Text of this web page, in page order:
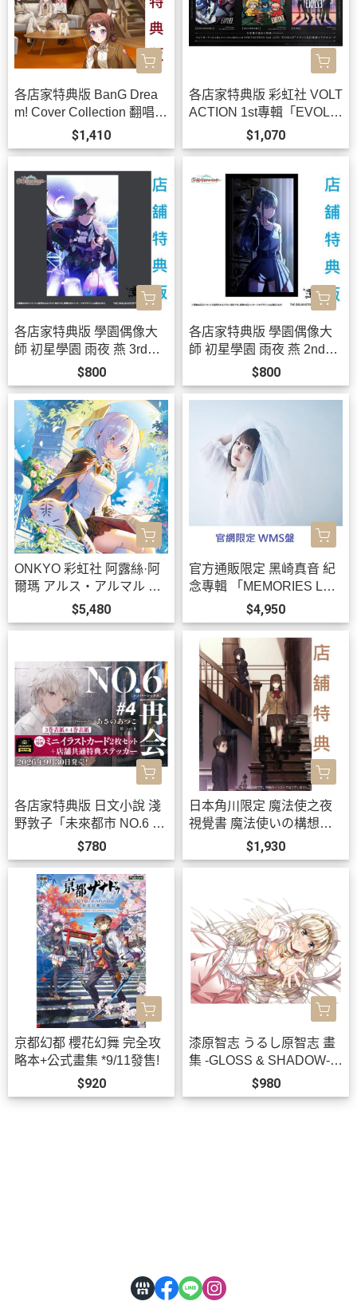
各店家特典版 BanG Drea
m! Cover Collection 翻唱曲
專輯 Vol.11 *11/25發售!
$1,410
各店家特典版 彩虹社 VOLT
ACTION 1st專輯「EVOLV
E」0813 *10/28發售!
$1,070
各店家特典版 學園偶像大
師 初星學園 雨夜 燕 3rd單
曲「クライアイ」*12/2發
售!
$800
各店家特典版 學園偶像大
師 初星學園 雨夜 燕 2nd單
曲「三分半の創世」*12/2
發售!
$800
ONKYO 彩虹社 阿露絲·阿
爾瑪 アルス・アルマル 聯
名耳機 CP-TWS01E【跨
境】0814*11月上旬發售!
$5,480
官方通販限定 黑崎真音 紀
念專輯 「MEMORIES LAS
T」WMS盤 黒崎真音 *9/22
發售!0903
$4,950
各店家特典版 日文小說 淺
野敦子「未來都市 NO.6 再
會 #4」 *9/30發售!
$780
日本角川限定 魔法使之夜
視覺書 魔法使いの構想形
而 *11/20發售!
$1,930
京都幻都 櫻花幻舞 完全攻
略本+公式畫集 *9/11發售!
$920
漆原智志 うるし原智志 畫
集 -GLOSS & SHADOW-
畫冊 作品集 *9/28發售!
$980